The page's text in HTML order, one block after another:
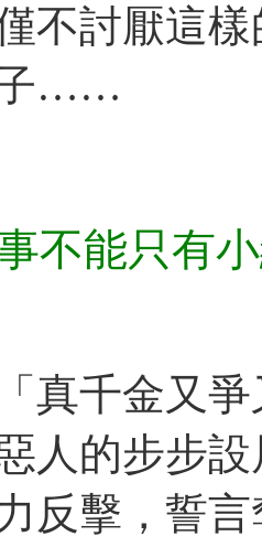
不討厭這
子……
不能只有
真千金又
人的步步設
反擊，誓